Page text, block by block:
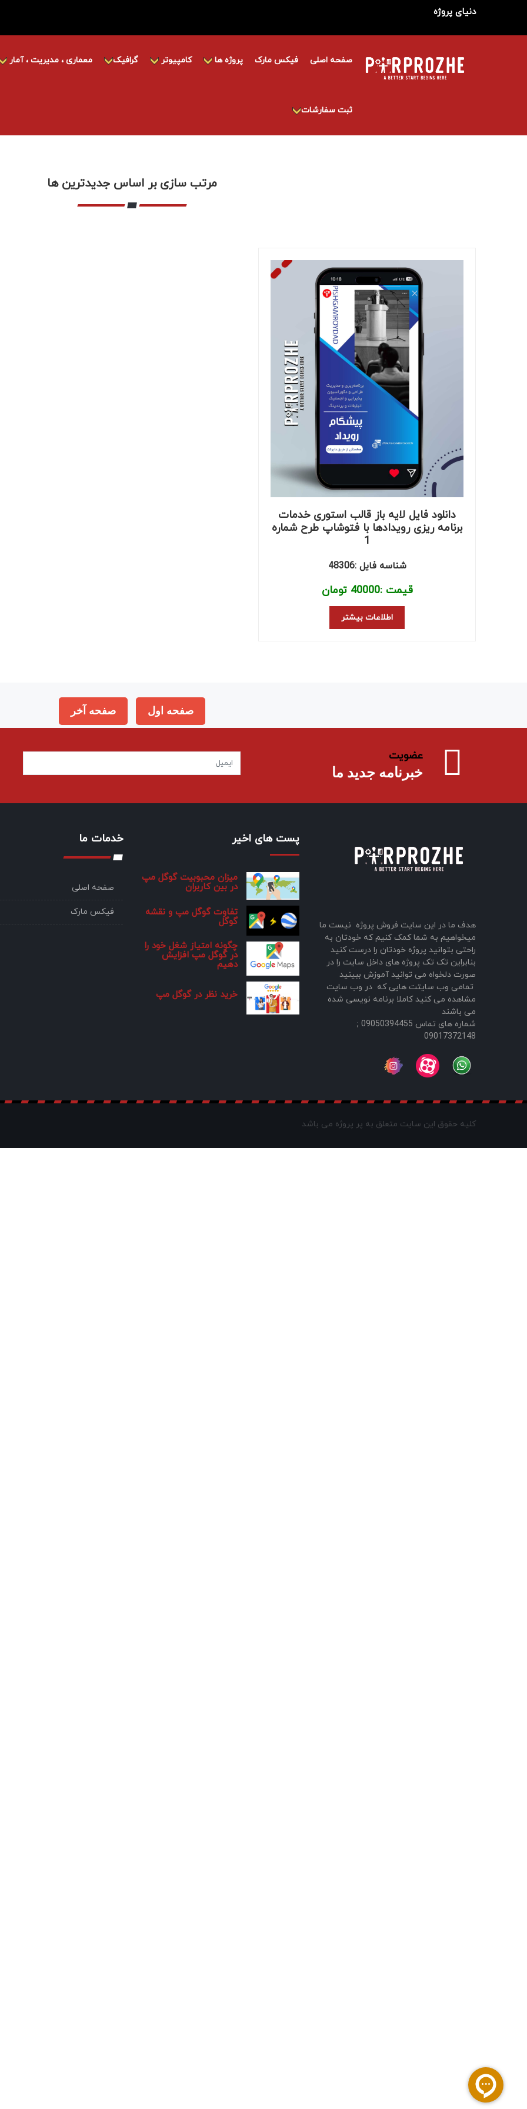
دنیای پروژه
صفحه اصلی فیکس مارک پروژه ها کامپیوتر گرافیک معماری ، مدیریت ، آمار
ثبت سفارشات
مرتب سازی بر اساس جدیدترین ها
دانلود فایل لایه باز قالب استوری خدمات
برنامه ریزی رویدادها با فتوشاپ طرح شماره
1
شناسه فایل :48306
قیمت :40000 تومان
اطلاعات بیشتر
صفحه اول صفحه آخر
عضویت
خبرنامه جدید ما
هدف ما در این سایت فروش پروژه نیست ما
میخواهیم به شما کمک کنیم که خودتان به
راحتی بتوانید پروژه خودتان را درست کنید
بنابراین تک تک پروژه های داخل سایت را در
صورت دلخواه می توانید آموزش ببینید
تمامی وب سایتت هایی که در وب سایت
مشاهده می کنید کاملا برنامه نویسی شده
می باشند
شماره های تماس 09050394455 ;
09017372148
پست های اخیر
میزان محبوبیت گوگل مپ
در بین کاربران
تفاوت گوگل مپ و نقشه
گوگل
چگونه امتیاز شغل خود را
در گوگل مپ افزایش
دهیم
خرید نظر در گوگل مپ
خدمات ما
صفحه اصلی
فیکس مارک
کلیه حقوق این سایت متعلق به پر پروژه می باشد